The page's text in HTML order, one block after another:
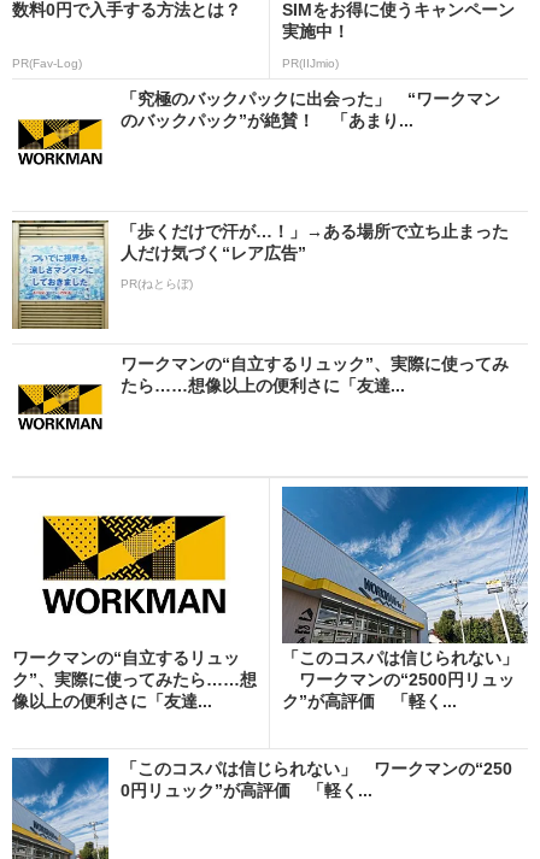
数料0円で入手する方法とは？
PR(Fav-Log)
SIMをお得に使うキャンペーン
実施中！
PR(IIJmio)
「究極のバックパックに出会った」 “ワークマン
のバックパック”が絶賛！ 「あまり...
「歩くだけで汗が…！」→ある場所で立ち止まった
人だけ気づく“レア広告”
PR(ねとらぼ)
ワークマンの“自立するリュック”、実際に使ってみ
たら……想像以上の便利さに「友達...
ワークマンの“自立するリュッ
ク”、実際に使ってみたら……想
像以上の便利さに「友達...
「このコスパは信じられない」
ワークマンの“2500円リュッ
ク”が高評価 「軽く...
「このコスパは信じられない」 ワークマンの“250
0円リュック”が高評価 「軽く...